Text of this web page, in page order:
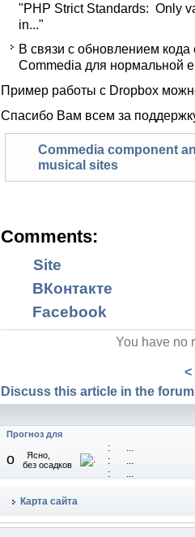
"PHP Strict Standards: Only
in..."
В связи с обновлением
Commedia для нормальной
Пример работы с Dropbox
Спасибо Вам всем за
Commedia component
musical sites
Comments:
Site
ВКонтакте
Facebook
You have no
<
Discuss this article in the
Прогноз для
o
Ясно,
без осадков
:
...
:
...
:
...
Карта сайта